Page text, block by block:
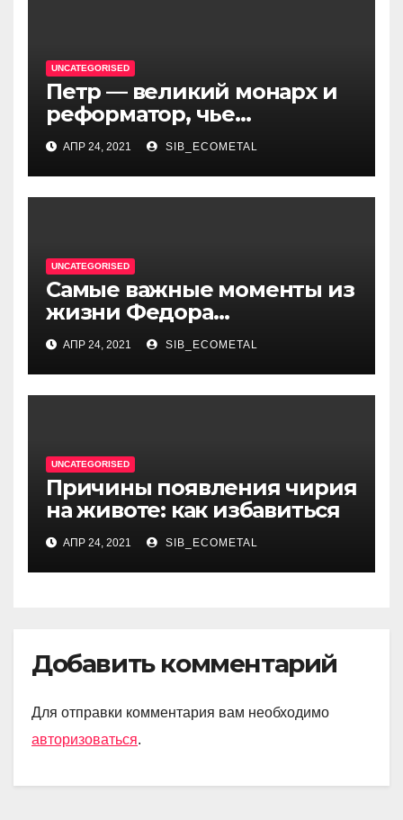
UNCATEGORISED
Петр — великий монарх и
реформатор, чье
правление стало вехой в
истории России и обрёл
международное
признание
АПР 24, 2021 SIB_ECOMETAL
UNCATEGORISED
Самые важные моменты из
жизни Федора
Достоевского — от детства
и становления писателя до
трагических событий и
восхождения на
АПР 24, 2021 SIB_ECOMETAL
UNCATEGORISED
Причины появления чирия
на животе: как избавиться
АПР 24, 2021 SIB_ECOMETAL
Добавить комментарий
Для отправки комментария вам необходимо
авторизоваться.